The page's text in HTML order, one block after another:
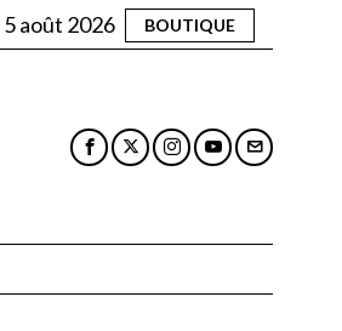
5 août 2026 BOUTIQUE